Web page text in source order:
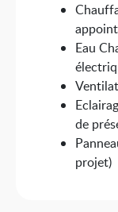
Eau
de
projet)